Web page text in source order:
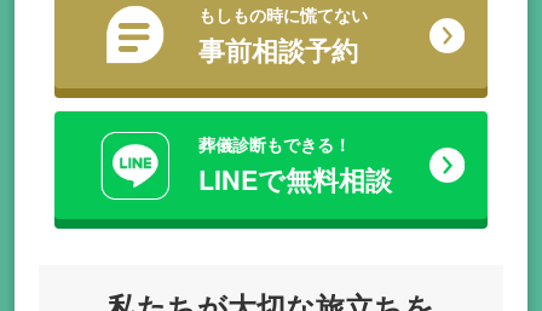
もしもの時に慌てない
事前相談予約
葬儀診断もできる！
LINEで無料相談